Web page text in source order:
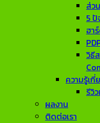
ส่ว
5
ฮา
วิธี
ความรู้เ
รีวิ
ผลงาน
ติดต่อเรา